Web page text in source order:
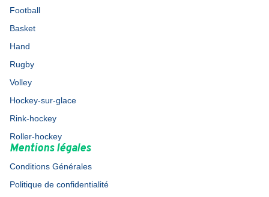
Football
Basket
Hand
Rugby
Volley
Hockey-sur-glace
Rink-hockey
Roller-hockey
Mentions légales
Conditions Générales
Politique de confidentialité